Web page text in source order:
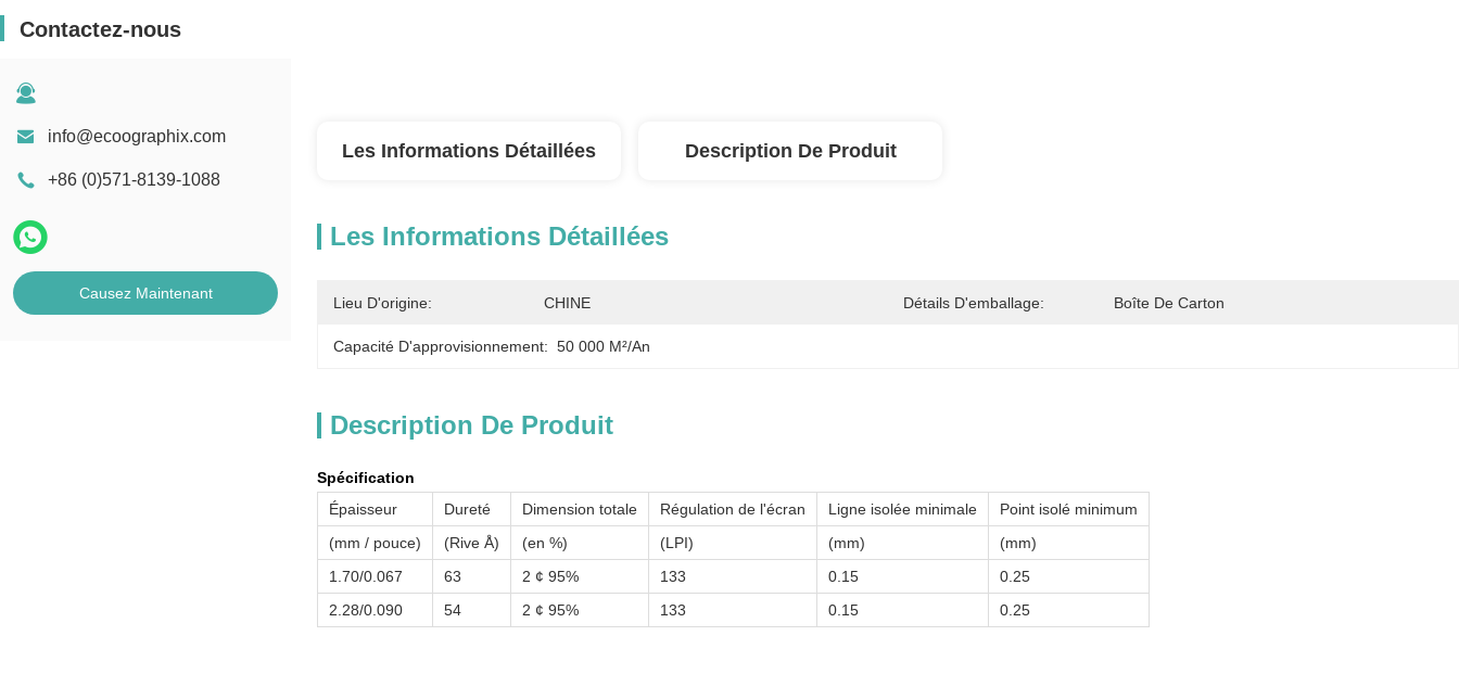
Contactez-nous
info@ecoographix.com
+86 (0)571-8139-1088
Causez Maintenant
Les Informations Détaillées Description De Produit
Les Informations Détaillées
Lieu D'origine: CHINE Détails D'emballage: Boîte De Carton
Capacité D'approvisionnement: 50 000 M²/an
Description De Produit
Spécification
Épaisseur
Dureté Dimension totale Régulation de l'écran Ligne isolée minimale
Point isolé minimum
(mm / pouce)
(Rive Å) (en %) (LPI) (mm)
(mm)
1.70/0.067
63 2 ¢ 95% 133 0.15
0.25
2.28/0.090
54 2 ¢ 95% 133 0.15 0.25